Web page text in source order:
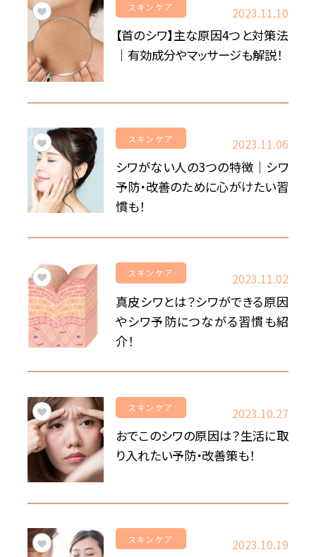
スキンケア 2023.11.10
【首のシワ】主な原因4つと対策法
｜有効成分やマッサージも解説！
スキンケア 2023.11.06
シワがない人の3つの特徴｜シワ
予防・改善のために心がけたい習
慣も！
スキンケア 2023.11.02
真皮シワとは？シワができる原因
やシワ予防につながる習慣も紹
介！
スキンケア 2023.10.27
おでこのシワの原因は？生活に取
り入れたい予防・改善策も！
スキンケア 2023.10.19